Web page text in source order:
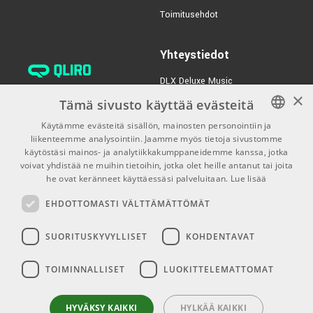
Toimitusehdot
Yhteystiedot
DLX Deluxe Music
verkkokaupan asiakaspalvelu:
tilaus@dlxmusic.fi
Puh: 0207 282240 (arkisin klo
13-17)
Puh: 0207 282250 (myymälä)
00580 Helsinki
Y-tunnus: 1983522-7
La 10-15
FINNISH
FINNISH
×
Tämä sivusto käyttää evästeitä
Käytämme evästeitä sisällön, mainosten personointiin ja
liikenteemme analysointiin. Jaamme myös tietoja sivustomme
käytöstäsi mainos- ja analytiikkakumppaneidemme kanssa, jotka
voivat yhdistää ne muihin tietoihin, jotka olet heille antanut tai joita
he ovat keränneet käyttäessäsi palveluitaan. Lue lisää
EHDOTTOMASTI VÄLTTÄMÄTTÖMÄT
SUORITUSKYVYLLISET KOHDENTAVAT
TOIMINNALLISET LUOKITTELEMATTOMAT
HYVÄKSY KAIKKI HYLKÄÄ KAIKKI